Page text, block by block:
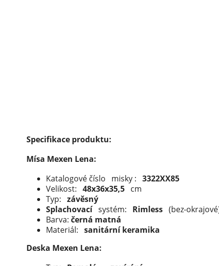
Specifikace produktu:
Mísa Mexen Lena:
Katalogové číslo
misky : 3322XX85
Velikost: 48x36x35,5 cm
Typ: závěsný
Splachovací systém: Rimless (bez-
Barva: černá matná
Materiál: sanitární keramika
Deska Mexen Lena: